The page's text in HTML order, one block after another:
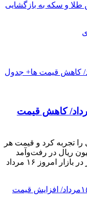
و سکه به بازگشایی
طلا و سکه امروز جمعه ۱۶ مرداد/ کاهش قیمت
را تجربه کرد و قیمت هر
۱۸ عیار در بازه ۱۸۳ تا ۱۸۶ میلیون ریال در رفت‌وآمد
بود. همزمان، تازه‌ترین نرخ طلا، سکه و ارز در بازار امروز ۱۶ مرداد